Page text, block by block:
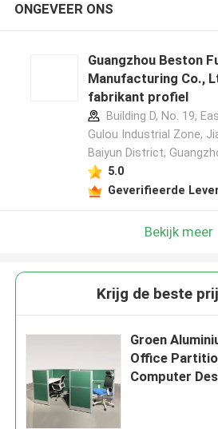
ONGEVEER ONS
Guangzhou Beston
Manufacturing Co.,
fabrikant profiel
Building D, No. 19,
Gulou Industrial Zone,
Baiyun District,
5.0
Geverifieerde
Bekijk meer
Krijg de beste
Groen
Office
Computer